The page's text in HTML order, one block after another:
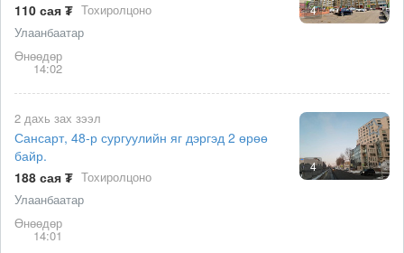
4
110 сая ₮ Тохиролцоно
Улаанбаатар
Өнөөдөр
14:02
4
2 дахь зах зээл
Сансарт, 48-р сургуулийн яг дэргэд 2 өрөө
байр.
188 сая ₮ Тохиролцоно
Улаанбаатар
Өнөөдөр
14:01